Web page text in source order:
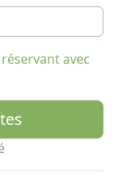
soignée dans
le
et énergie
stratégique, à
de Pinzolo
avec